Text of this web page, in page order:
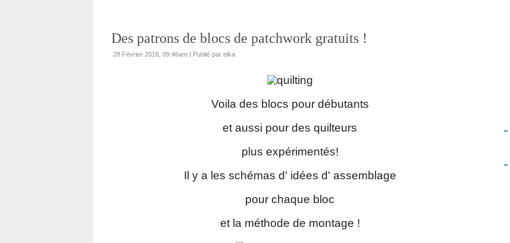
Des patrons de blocs de patchwork gratuits !
28 Février 2016, 09:46am | Publié par elka
Voila des blocs pour débutants
et aussi pour des quilteurs
plus expérimentés!
Il y a les schémas d' idées d' assemblage
pour chaque bloc
et la méthode de montage !